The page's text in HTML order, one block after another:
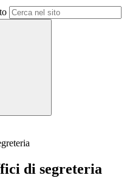
di segreteria